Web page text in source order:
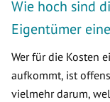
Wie hoch sind
Eigentümer
Wer für die Kosten
aufkommt, ist
vielmehr darum,